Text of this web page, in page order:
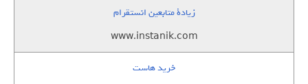
زيادة متابعين انستقرام
www.instanik.com
خرید هاست